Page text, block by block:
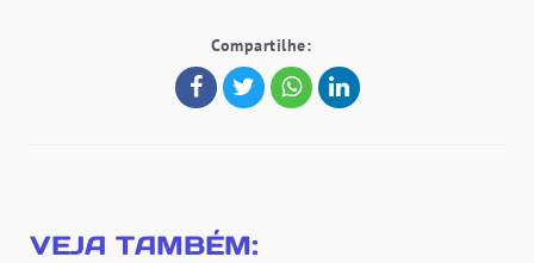
Compartilhe:
VEJA TAMBÉM: